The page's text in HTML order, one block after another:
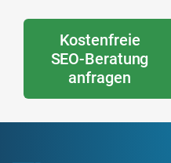
Kostenfreie
SEO-Beratung
anfragen